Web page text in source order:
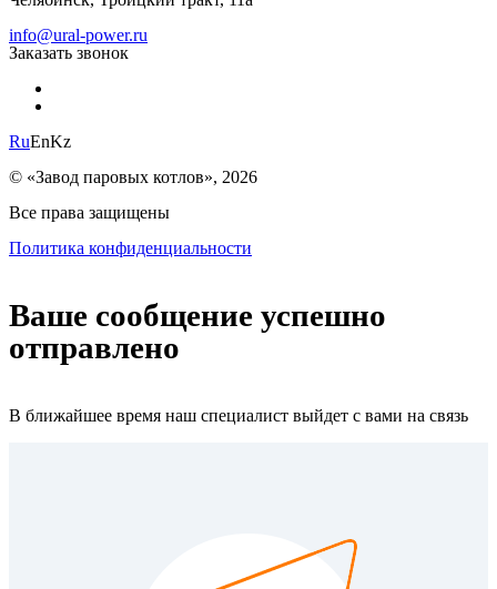
info@ural-power.ru
Заказать звонок
RuEnKz
© «Завод паровых котлов», 2026
Все права защищены
Политика конфиденциальности
Ваше сообщение успешно
отправлено
В ближайшее время наш специалист выйдет с вами на связь